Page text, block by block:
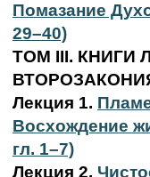
Помазание
29–40)
ТОМ III. КНИГИ
Лекция 1.
Восхождение
гл. 1–7)
Лекция 2.